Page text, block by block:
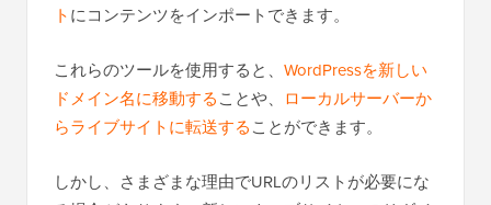
トにコンテンツをインポートできます。
これらのツールを使用すると、 WordPressを新しい
ドメイン名に移動することや、 ローカルサーバーか
らライブサイトに転送することができます。
しかし、さまざまな理由でURLのリストが必要にな